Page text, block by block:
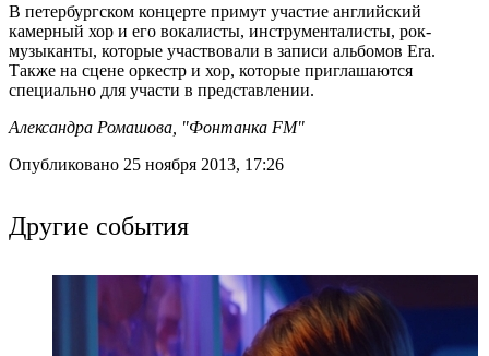
В петербургском концерте примут участие английский
камерный хор и его вокалисты, инструменталисты, рок-
музыканты, которые участвовали в записи альбомов Era.
Также на сцене оркестр и хор, которые приглашаются
специально для участи в представлении.
Александра Ромашова, "Фонтанка FM"
Опубликовано 25 ноября 2013, 17:26
Другие события